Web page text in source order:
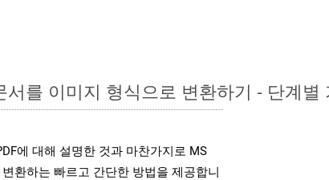
서를 이미지 형식으로 변환하기 - 단계별
에 대해 설명한 것과 마찬가지로 MS
환하는 빠르고 간단한 방법을 제공합니